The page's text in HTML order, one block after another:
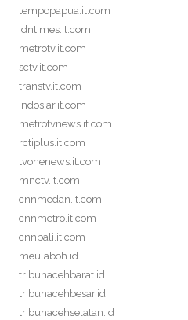
tempopapua.it.com
idntimes.it.com
metrotv.it.com
sctv.it.com
transtv.it.com
indosiar.it.com
metrotvnews.it.com
rctiplus.it.com
tvonenews.it.com
mnctv.it.com
cnnmedan.it.com
cnnmetro.it.com
cnnbali.it.com
meulaboh.id
tribunacehbarat.id
tribunacehbesar.id
tribunacehselatan.id